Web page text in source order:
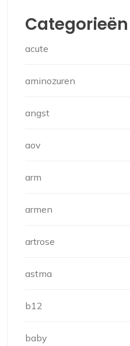
Categorieën
acute
aminozuren
angst
aov
arm
armen
artrose
astma
b12
baby